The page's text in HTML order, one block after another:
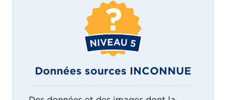
Données sources INCONNUE